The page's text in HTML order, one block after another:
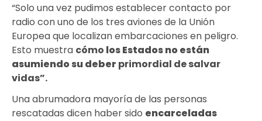
“Solo una vez pudimos establecer contacto por
radio con uno de los tres aviones de la Unión
Europea que localizan embarcaciones en peligro.
Esto muestra cómo los Estados no están
asumiendo su deber primordial de salvar
vidas”.
Una abrumadora mayoría de las personas
rescatadas dicen haber sido encarceladas